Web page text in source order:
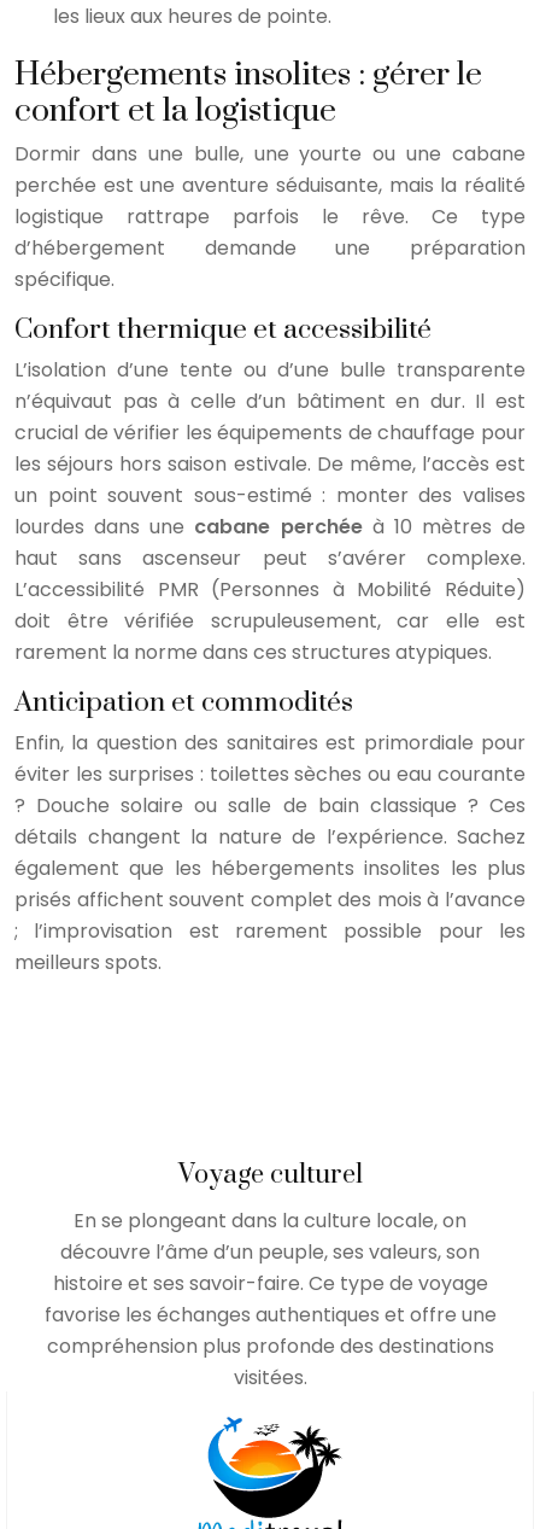
les lieux aux heures de pointe.
Hébergements insolites : gérer le
confort et la logistique
Dormir dans une bulle, une yourte ou une cabane
perchée est une aventure séduisante, mais la réalité
logistique rattrape parfois le rêve. Ce type
d’hébergement demande une préparation
spécifique.
Confort thermique et accessibilité
L’isolation d’une tente ou d’une bulle transparente
n’équivaut pas à celle d’un bâtiment en dur. Il est
crucial de vérifier les équipements de chauffage pour
les séjours hors saison estivale. De même, l’accès est
un point souvent sous-estimé : monter des valises
lourdes dans une cabane perchéeà 10 mètres de
haut sans ascenseur peut s’avérer complexe.
L’accessibilité PMR (Personnes à Mobilité Réduite)
doit être vérifiée scrupuleusement, car elle est
rarement la norme dans ces structures atypiques.
Anticipation et commodités
Enfin, la question des sanitaires est primordiale pour
éviter les surprises : toilettes sèches ou eau courante
? Douche solaire ou salle de bain classique ? Ces
détails changent la nature de l’expérience. Sachez
également que les hébergements insolites les plus
prisés affichent souvent complet des mois à l’avance
; l’improvisation est rarement possible pour les
meilleurs spots.
Voyage culturel
En se plongeant dans la culture locale, on
découvre l’âme d’un peuple, ses valeurs, son
histoire et ses savoir-faire. Ce type de voyage
favorise les échanges authentiques et offre une
compréhension plus profonde des destinations
visitées.